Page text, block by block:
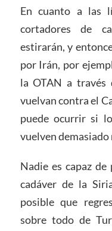
En cuanto a las
cortadores de
estirarán, y
por Irán, por
la OTAN a través
vuelvan contra el
puede ocurrir si
vuelven
Nadie es capaz
cadáver de la
posible que
sobre todo de